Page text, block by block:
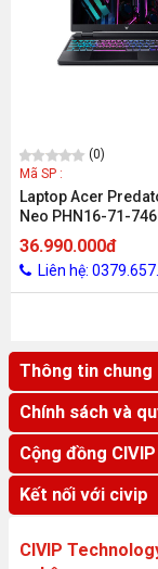
(0)
Mã SP :
Laptop Acer
Neo PHN16-71-
NH.QLTSV.004
13700HX/ RTX 4050
16GB / 512GB / 16
WQXGA / Win 11 /
36.990.000đ
Liên hệ:
Thông tin chung
Chính sách và
Cộng đồng CIVIP
Kết nối với civip
CIVIP